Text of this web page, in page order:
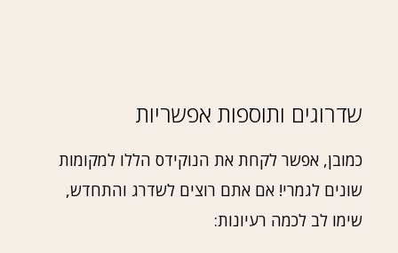
שדרוגים ותוספות אפשריות
כמובן, אפשר לקחת את הנוקידס הללו למקומות
שונים לגמרי! אם אתם רוצים לשדרג והתחדש,
שימו לב לכמה רעיונות: